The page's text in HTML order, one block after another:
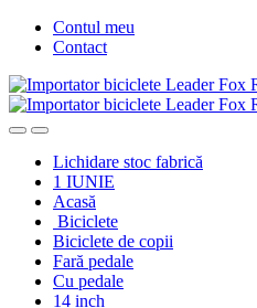
Skip
Skip
Contul meu
Contact
Lichidare stoc fabrică
1 IUNIE
Acasă
Biciclete
Biciclete de copii
Fară pedale
Cu pedale
14 inch